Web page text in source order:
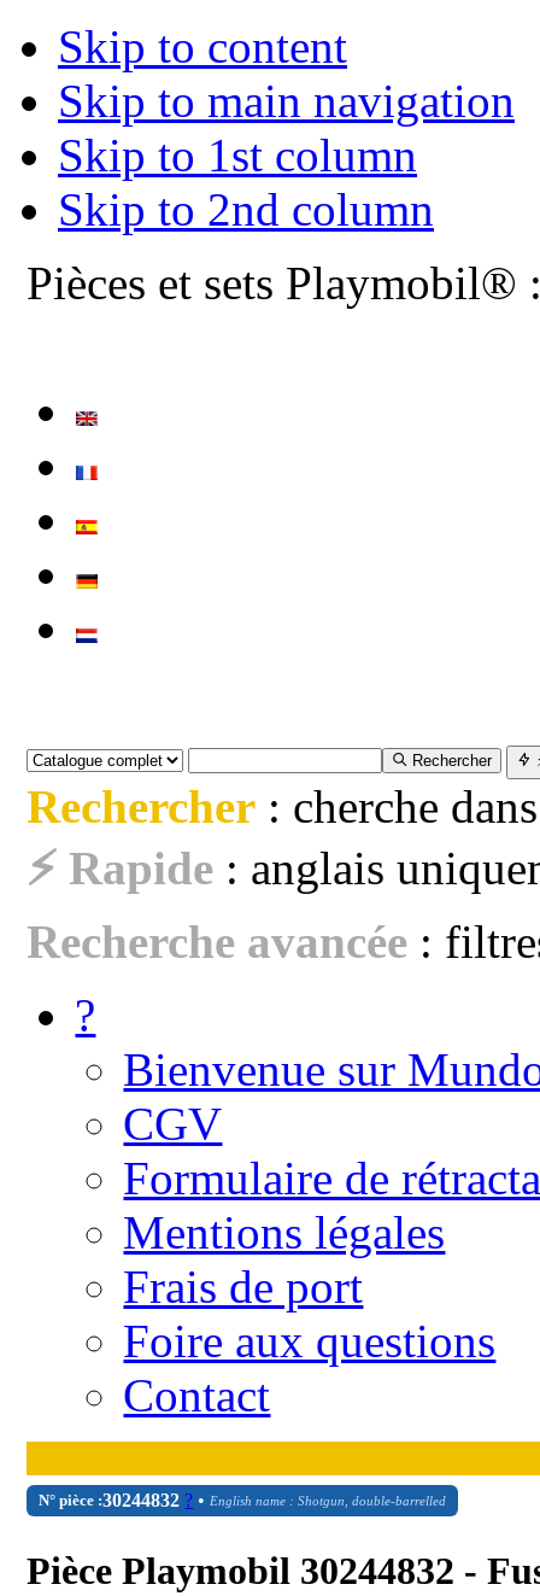
Skip to content
Skip to main navigation
Skip to 1st column
Skip to 2nd column
Pièces et sets Playmobil®
Rechercher
Rechercher : cherche
⚡ Rapide : anglais
Recherche avancée :
?
Bienvenue sur
CGV
Formulaire de
Mentions légales
Frais de port
Foire aux questions
Contact
N° pièce :30244832 ? •English name : Shotgun, double-barrelled
Pièce Playmobil 30244832 -